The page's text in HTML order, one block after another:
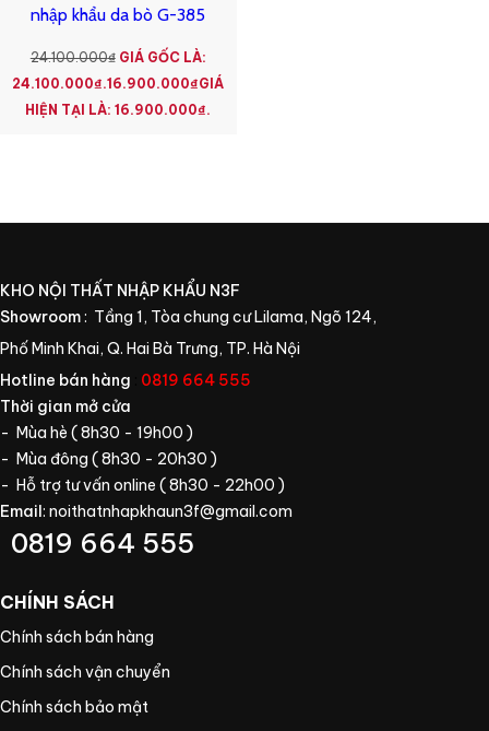
nhập khẩu da bò G-385
24.100.000₫ GIÁ GỐC LÀ:
24.100.000₫.16.900.000₫GIÁ
HIỆN TẠI LÀ: 16.900.000₫.
KHO NỘI THẤT NHẬP KHẨU N3F
Showroom: Tầng 1, Tòa chung cư Lilama, Ngõ 124,
Phố Minh Khai, Q. Hai Bà Trưng, TP. Hà Nội
Hotline bán hàng
0819 664 555
Thời gian mở cửa
- Mùa hè ( 8h30 - 19h00 )
- Mùa đông ( 8h30 - 20h30 )
- Hỗ trợ tư vấn online ( 8h30 - 22h00 )
Email: noithatnhapkhaun3f@gmail.com
0819 664 555
CHÍNH SÁCH
Chính sách bán hàng
Chính sách vận chuyển
Chính sách bảo mật